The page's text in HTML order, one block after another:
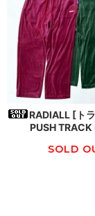
RADIALL [ト
PUSH TRACK
SOLD